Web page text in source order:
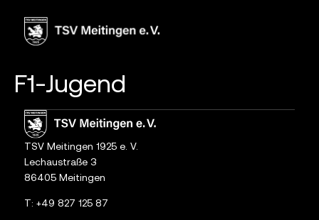
springen
F1-Jugend
TSV Meitingen 1925 e. V.
Lechaustraße 3
86405 Meitingen
T: +49 827 125 87